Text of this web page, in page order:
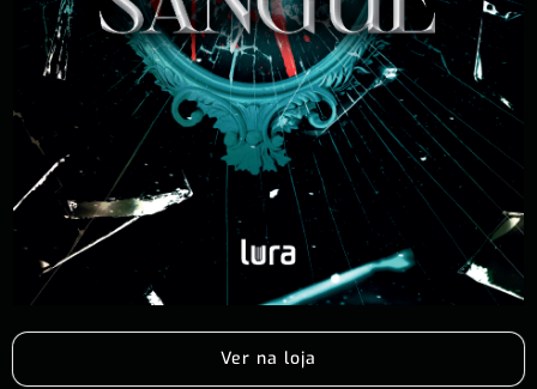
Ver na loja